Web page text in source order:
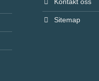
Sitemap